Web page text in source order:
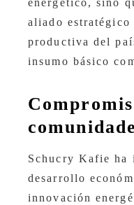
energético, sino
aliado
productiva del
insumo básico
Schucry Kafie ha
desarrollo
innovación